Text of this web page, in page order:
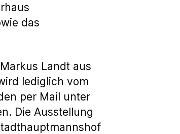
das
Landt aus
lediglich vom
per Mail unter
Die Ausstellung